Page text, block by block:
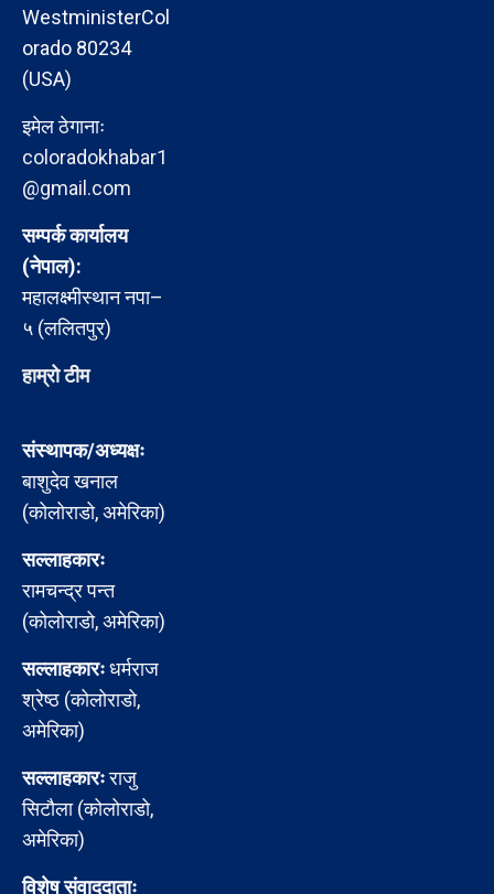
WestministerCol
orado 80234
(USA)
इमेल ठेगानाः
coloradokhabar1
@gmail.com
सम्पर्क कार्यालय
(नेपाल):
महालक्ष्मीस्थान नपा–
५ (ललितपुर)
हाम्रो टीम
संस्थापक/अध्यक्षः
बाशुदेव खनाल
(कोलोराडो, अमेरिका)
सल्लाहकारः
रामचन्द्र पन्त
(कोलोराडो, अमेरिका)
सल्लाहकारःधर्मराज
श्रेष्ठ (कोलोराडो,
अमेरिका)
सल्लाहकारःराजु
सिटौला (कोलोराडो,
अमेरिका)
विशेष संवाददाताः